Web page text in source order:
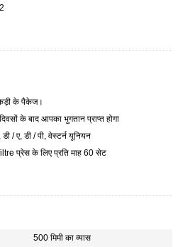
के पैकेज।
के बाद आपका भुगतान प्राप्त होगा
/ ए, डी / पी, वेस्टर्न यूनियन
प्रेस के लिए प्रति माह 60 सेट
500 मिमी का व्यास